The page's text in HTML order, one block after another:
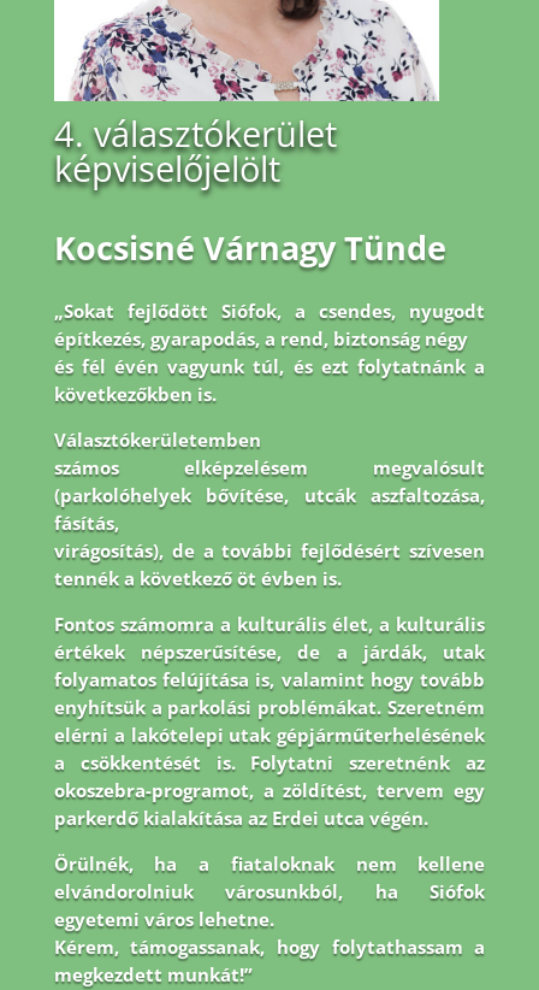
4. választókerület
képviselőjelölt
Kocsisné Várnagy Tünde
„Sokat fejlődött Siófok, a csendes, nyugodt
építkezés, gyarapodás, a rend, biztonság négy
és fél évén vagyunk túl, és ezt folytatnánk a
következőkben is.
Választókerületemben
számos elképzelésem megvalósult
(parkolóhelyek bővítése, utcák aszfaltozása,
fásítás,
virágosítás), de a további fejlődésért szívesen
tennék a következő öt évben is.
Fontos számomra a kulturális élet, a kulturális
értékek népszerűsítése, de a járdák, utak
folyamatosfelújítása is, valamint hogy tovább
enyhítsük a parkolási problémákat. Szeretném
elérni a lakótelepi utak gépjárműterhelésének
a csökkentését is. Folytatni szeretnénk az
okoszebra-programot, a zöldítést, tervem egy
parkerdő kialakítása az Erdei utca végén.
Örülnék, ha a fiataloknak nem kellene
elvándorolniuk városunkból, ha Siófok
egyetemi város lehetne.
Kérem, támogassanak, hogy folytathassam a
megkezdett munkát!”